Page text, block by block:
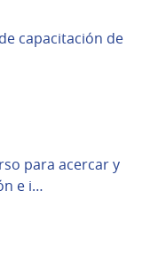
capacitación de
para acercar y
e i…